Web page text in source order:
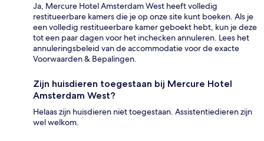
Ja, Mercure Hotel Amsterdam West heeft volledig
restitueerbare kamers die je op onze site kunt boeken. Als je
een volledig restitueerbare kamer geboekt hebt, kun je deze
tot een paar dagen voor het inchecken annuleren. Lees het
annuleringsbeleid van de accommodatie voor de exacte
Voorwaarden & Bepalingen.
Zijn huisdieren toegestaan bij Mercure Hotel
Amsterdam West?
Helaas zijn huisdieren niet toegestaan. Assistentiedieren zijn
wel welkom.